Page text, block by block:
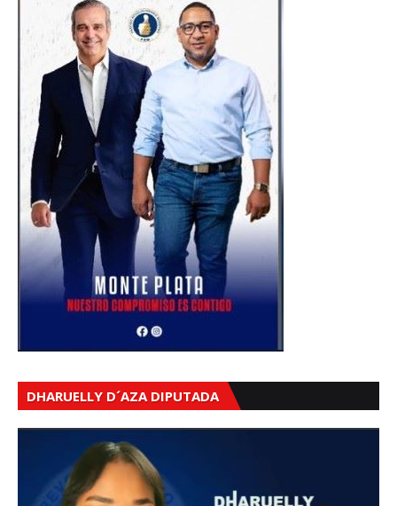
DHARUELLY D´AZA DIPUTADA